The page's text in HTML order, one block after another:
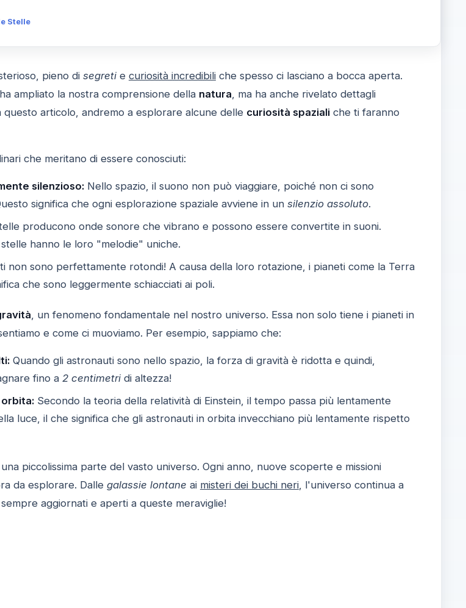
Stelle
pieno di segretie curiosità incredibiliche spesso ci lasciano a bocca aperta.
ampliato la nostra comprensione della natura, ma ha anche rivelato dettagli
articolo, andremo a esplorare alcune delle curiosità spazialiche ti faranno
che meritano di essere conosciuti:
silenzioso:Nello spazio, il suono non può viaggiare, poiché non ci sono
significa che ogni esplorazione spaziale avviene in un silenzio assoluto.
producono onde sonore che vibrano e possono essere convertite in suoni.
hanno le loro "melodie" uniche.
non sono perfettamente rotondi! A causa della loro rotazione, i pianeti come la Terra
che sono leggermente schiacciati ai poli.
, un fenomeno fondamentale nel nostro universo. Essa non solo tiene i pianeti in
e come ci muoviamo. Per esempio, sappiamo che:
Quando gli astronauti sono nello spazio, la forza di gravità è ridotta e quindi,
fino a 2 centimetridi altezza!
Secondo la teoria della relatività di Einstein, il tempo passa più lentamente
luce, il che significa che gli astronauti in orbita invecchiano più lentamente rispetto
piccolissima parte del vasto universo. Ogni anno, nuove scoperte e missioni
da esplorare. Dalle galassie lontane ai misteri dei buchi neri, l'universo continua a
aggiornati e aperti a queste meraviglie!